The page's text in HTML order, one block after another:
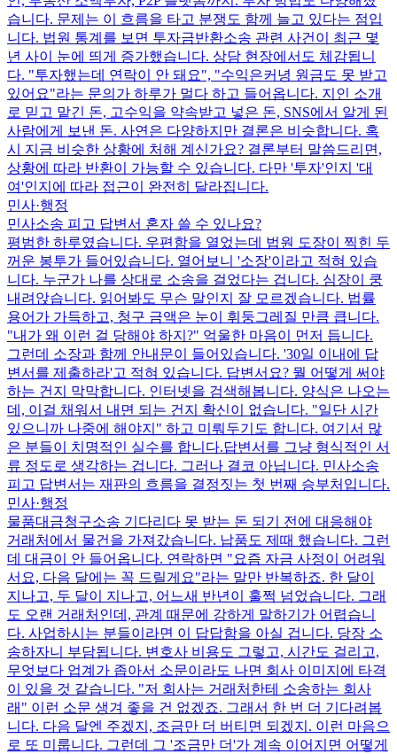
습니다. 문제는 이 흐름을 타고 분쟁도 함께 늘고 있다는 점입
니다. 법원 통계를 보면 투자금반환소송 관련 사건이 최근 몇
년 사이 눈에 띄게 증가했습니다. 상담 현장에서도 체감됩니
다. "투자했는데 연락이 안 돼요", "수익은커녕 원금도 못 받고
있어요"라는 문의가 하루가 멀다 하고 들어옵니다. 지인 소개
로 믿고 맡긴 돈, 고수익을 약속받고 넣은 돈, SNS에서 알게 된
사람에게 보낸 돈. 사연은 다양하지만 결론은 비슷합니다. 혹
시 지금 비슷한 상황에 처해 계신가요? 결론부터 말씀드리면,
상황에 따라 반환이 가능할 수 있습니다. 다만 '투자'인지 '대
여'인지에 따라 접근이 완전히 달라집니다.
민사·행정
민사소송 피고 답변서 혼자 쓸 수 있나요?
평범한 하루였습니다. 우편함을 열었는데 법원 도장이 찍힌 두
꺼운 봉투가 들어있습니다. 열어보니 '소장'이라고 적혀 있습
니다. 누군가 나를 상대로 소송을 걸었다는 겁니다. 심장이 쿵
내려앉습니다. 읽어봐도 무슨 말인지 잘 모르겠습니다. 법률
용어가 가득하고, 청구 금액은 눈이 휘둥그레질 만큼 큽니다.
"내가 왜 이런 걸 당해야 하지?" 억울한 마음이 먼저 듭니다.
그런데 소장과 함께 안내문이 들어있습니다. '30일 이내에 답
변서를 제출하라'고 적혀 있습니다. 답변서요? 뭘 어떻게 써야
하는 건지 막막합니다. 인터넷을 검색해봅니다. 양식은 나오는
데, 이걸 채워서 내면 되는 건지 확신이 없습니다. "일단 시간
있으니까 나중에 해야지" 하고 미뤄두기도 합니다. 여기서 많
은 분들이 치명적인 실수를 합니다. ​답변서를 그냥 형식적인 서
류 정도로 생각하는 겁니다. 그러나 결코 아닙니다. 민사소송
피고 답변서는 재판의 흐름을 결정짓는 첫 번째 승부처입니다.
민사·행정
물품대금청구소송 기다리다 못 받는 돈 되기 전에 대응해야
거래처에서 물건을 가져갔습니다. 납품도 제때 했습니다. 그런
데 대금이 안 들어옵니다. 연락하면 "요즘 자금 사정이 어려워
서요, 다음 달에는 꼭 드릴게요"라는 말만 반복하죠. 한 달이
지나고, 두 달이 지나고, 어느새 반년이 훌쩍 넘었습니다. 그래
도 오랜 거래처인데, 관계 때문에 강하게 말하기가 어렵습니
다. 사업하시는 분들이라면 이 답답함을 아실 겁니다. 당장 소
송하자니 부담됩니다. 변호사 비용도 그렇고, 시간도 걸리고,
무엇보다 업계가 좁아서 소문이라도 나면 회사 이미지에 타격
이 있을 것 같습니다. "저 회사는 거래처한테 소송하는 회사
래" 이런 소문 생겨 좋을 건 없겠죠. 그래서 한 번 더 기다려봅
니다. 다음 달엔 주겠지, 조금만 더 버티면 되겠지. 이런 마음으
로 또 미룹니다. 그런데 그 '조금만 더'가 계속 이어지면 어떻게